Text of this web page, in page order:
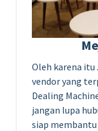
Oleh karena itu
vendor yang
Dealing
jangan lupa
siap membantu